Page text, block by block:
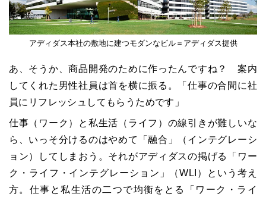
アディダス本社の敷地に建つモダンなビル＝アディダス提供
あ、そうか、商品開発のために作ったんですね？ 案内
してくれた男性社員は首を横に振る。「仕事の合間に社
員にリフレッシュしてもらうためです」
仕事（ワーク）と私生活（ライフ）の線引きが難しいな
ら、いっそ分けるのはやめて「融合」（インテグレーシ
ョン）してしまおう。それがアディダスの掲げる「ワー
ク・ライフ・インテグレーション」（WLI ）という考え
方。仕事と私生活の二つで均衡をとる「ワーク・ライ